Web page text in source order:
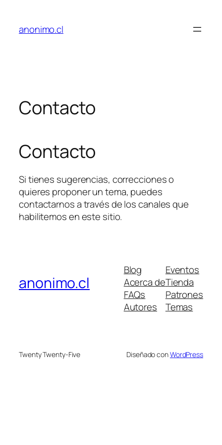
contenido
anonimo.cl
Contacto
Contacto
Si tienes sugerencias, correcciones o
quieres proponer un tema, puedes
contactarnos a través de los canales que
habilitemos en este sitio.
anonimo.cl
Blog
Acerca de
FAQs
Autores
Eventos
Tienda
Patrones
Temas
Twenty Twenty-Five Diseñado conWordPress